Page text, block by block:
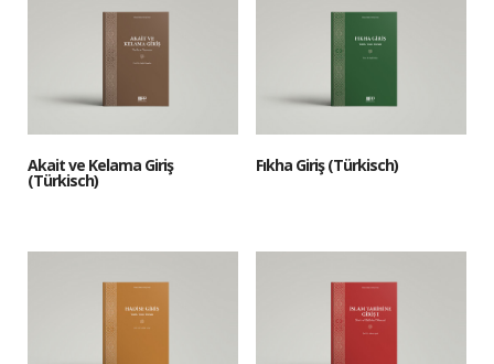
Akait ve Kelama Giriş
(Türkisch)
Fıkha Giriş (Türkisch)